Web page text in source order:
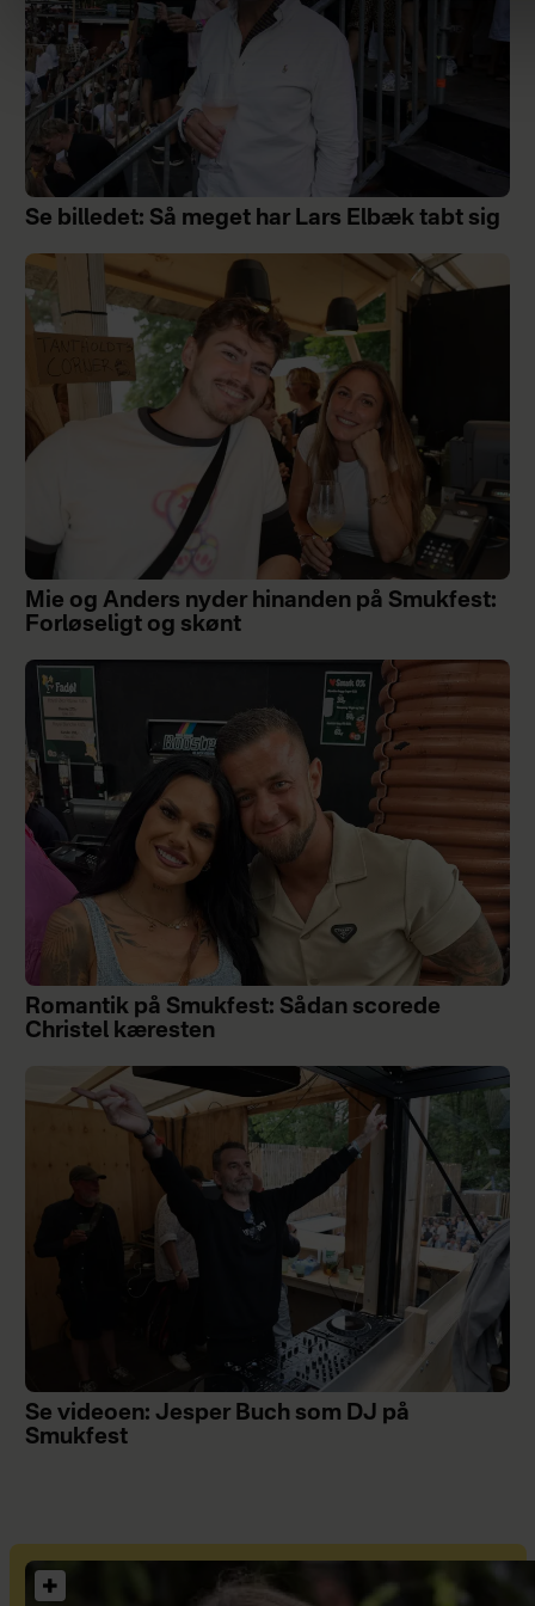
Se billedet: Så meget har Lars Elbæk tabt sig
Mie og Anders nyder hinanden på Smukfest:
Forløseligt og skønt
Romantik på Smukfest: Sådan scorede
Christel kæresten
Se videoen: Jesper Buch som DJ på
Smukfest